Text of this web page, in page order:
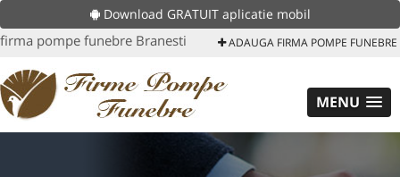
Download GRATUIT aplicatie mobil
firma pompe funebre Branesti ADAUGA FIRMA POMPE FUNEBRE
MENU